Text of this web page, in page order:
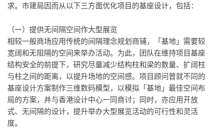
求。市建局因而从以下三方面优化项目的基座设计，包括：
（一）提供无间隔空间作大型展览
相较一般商场应用传统的间隔理念规划商铺，「基地」需要较
宽阔和无阻隔的空间来举办活动。为此，团队在维持项目基座
结构安全的前提下，研究尽量减少结构柱和梁的数量、扩阔柱
与柱之间的距离，以提升场地的空间感。项目顾问曾就不同的
基座设计方案制作三维数码模型，以模拟「基地」最佳空间布
局的方案，并与香港设计中心一同商讨；同时，亦应用开放
式、无间隔的设计，提升举办大型展览活动的可行性和灵活
度。